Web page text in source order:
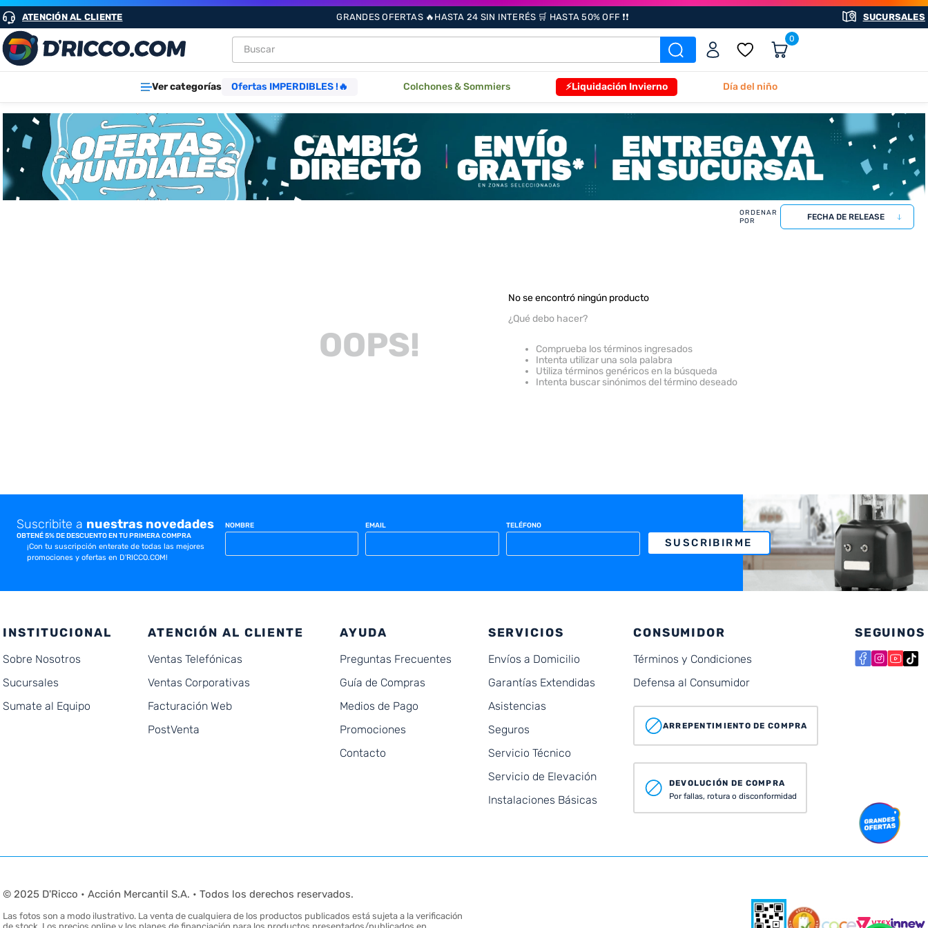
ATENCIÓN AL CLIENTE GRANDES OFERTAS 🔥HASTA 24 SIN INTERÉS 🛒 HASTA 50% OFF ❗❗ SUCURSALES
Buscar 0
Ver categorías Ofertas IMPERDIBLES !🔥 Colchones & Sommiers ⚡Liquidación Invierno Día del niño
FECHA DE RELEASE
OOPS!
No se encontró ningún producto
¿Qué debo hacer?
Comprueba los términos ingresados
Intenta utilizar una sola palabra
Utiliza términos genéricos en la búsqueda
Intenta buscar sinónimos del término deseado
Suscribite a nuestras novedades
OBTENÉ 5% DE DESCUENTO EN TU PRIMERA COMPRA
¡Con tu suscripción enterate de todas las mejores
promociones y ofertas en D'RICCO.COM!
NOMBRE EMAIL TELÉFONO
SUSCRIBIRME
INSTITUCIONAL
Sobre Nosotros
Sucursales
Sumate al Equipo
ATENCIÓN AL CLIENTE
Ventas Telefónicas
Ventas Corporativas
Facturación Web
PostVenta
AYUDA
Preguntas Frecuentes
Guía de Compras
Medios de Pago
Promociones
Contacto
SERVICIOS
Envíos a Domicilio
Garantías Extendidas
Asistencias
Seguros
Servicio Técnico
Servicio de Elevación
Instalaciones Básicas
CONSUMIDOR
Términos y Condiciones
Defensa al Consumidor
ARREPENTIMIENTO DE COMPRA
DEVOLUCIÓN DE COMPRA
Por fallas, rotura o disconformidad
SEGUINOS
© 2025 D'Ricco • Acción Mercantil S.A. • Todos los derechos reservados.
Las fotos son a modo ilustrativo. La venta de cualquiera de los productos publicados está sujeta a la verificación
TÉRMINOS MÁS BUSCADOS
1. heladeras
2 . aires
. lavarropas
cocinas
5. microondas